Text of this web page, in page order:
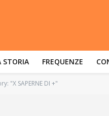
STORIA FREQUENZE
"X SAPERNE DI +"